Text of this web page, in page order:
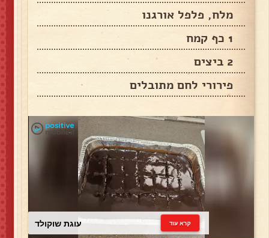
מלח, פלפל אורגנו
1 כף קמח
2 ביצים
פירורי לחם מתובלים
עוגת שוקולד קרא עוד